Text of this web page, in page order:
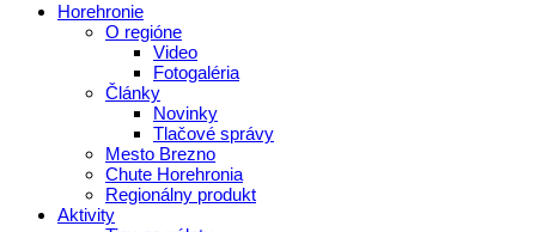
Horehronie
O regióne
Video
Fotogaléria
Články
Novinky
Tlačové správy
Mesto Brezno
Chute Horehronia
Regionálny produkt
Aktivity